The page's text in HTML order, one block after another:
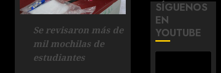
Se revisaron más de
mil mochilas de
estudiantes
SÍGUENOS
EN
YOUTUBE